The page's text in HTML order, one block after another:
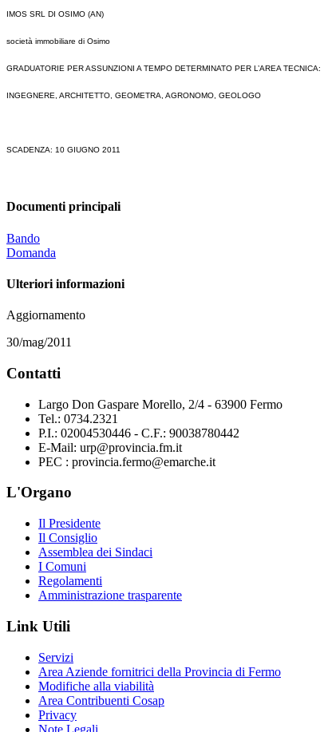
IMOS SRL DI OSIMO (AN)
società immobiliare di Osimo
GRADUATORIE PER ASSUNZIONI A TEMPO DETERMINATO PER L’AREA TECNICA:
INGEGNERE, ARCHITETTO, GEOMETRA, AGRONOMO, GEOLOGO
SCADENZA: 10 GIUGNO 2011
Documenti principali
Bando
Domanda
Ulteriori informazioni
Aggiornamento
30/mag/2011
Contatti
Largo Don Gaspare Morello, 2/4 - 63900 Fermo
Tel.: 0734.2321
P.I.: 02004530446 - C.F.: 90038780442
E-Mail: urp@provincia.fm.it
PEC : provincia.fermo@emarche.it
L'Organo
Il Presidente
Il Consiglio
Assemblea dei Sindaci
I Comuni
Regolamenti
Amministrazione trasparente
Link Utili
Servizi
Area Aziende fornitrici della Provincia di Fermo
Modifiche alla viabilità
Area Contribuenti Cosap
Privacy
Note Legali